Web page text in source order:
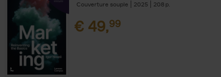
Couverture souple
2025 208
€ 49,99